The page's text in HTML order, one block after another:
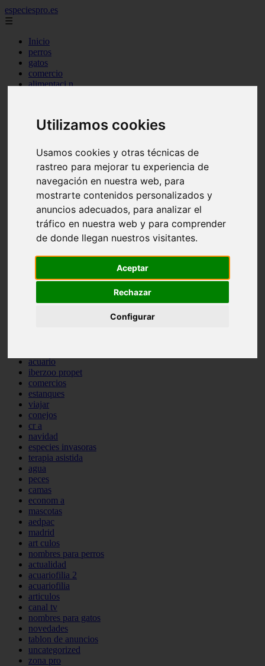
Utilizamos cookies
Usamos cookies y otras técnicas de
rastreo para mejorar tu experiencia de
navegación en nuestra web, para
mostrarte contenidos personalizados y
anuncios adecuados, para analizar el
tráfico en nuestra web y para comprender
de donde llegan nuestros visitantes.
Aceptar
Rechazar
Configurar
especiespro.es
☰
Inicio
perros
gatos
comercio
alimentaci n
tenencia responsable
mantenimiento
aves
marketing
bienestar
peque os mam feros
verano
legislaci n
peluquer a
accesorios
peluquer a canina
complementos
comportamiento
acuario
iberzoo propet
comercios
estanques
viajar
conejos
cr a
navidad
especies invasoras
terapia asistida
agua
peces
camas
econom a
mascotas
aedpac
madrid
art culos
nombres para perros
actualidad
acuariofilia 2
acuariofilia
articulos
canal tv
nombres para gatos
novedades
tablon de anuncios
uncategorized
zona pro